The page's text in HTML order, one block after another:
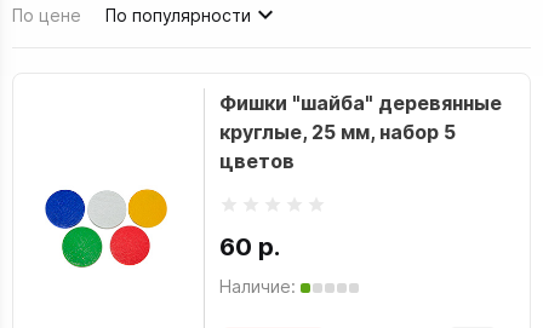
По цене По популярности
Фишки "шайба" деревянные
круглые, 25 мм, набор 5
цветов
60 р.
Наличие: